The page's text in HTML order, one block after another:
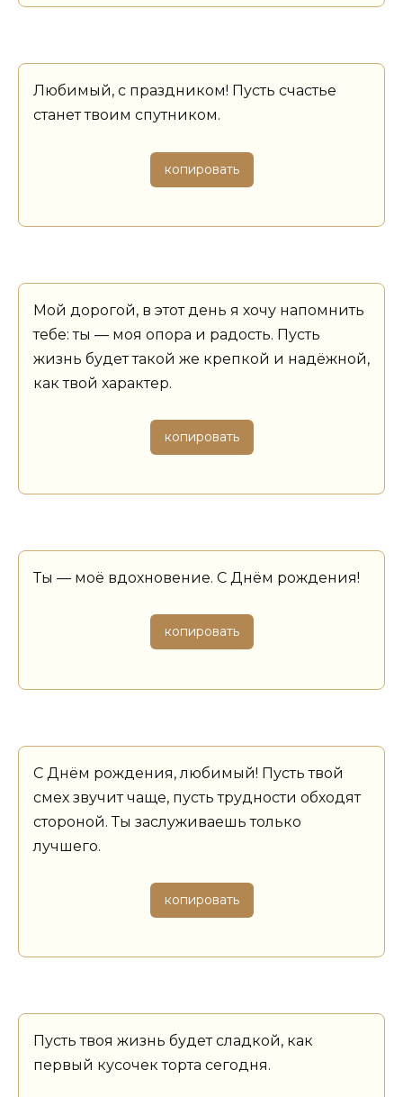
Любимый, с праздником! Пусть счастье
станет твоим спутником.
копировать
Мой дорогой, в этот день я хочу напомнить
тебе: ты — моя опора и радость. Пусть
жизнь будет такой же крепкой и надёжной,
как твой характер.
копировать
Ты — моё вдохновение. С Днём рождения!
копировать
С Днём рождения, любимый! Пусть твой
смех звучит чаще, пусть трудности обходят
стороной. Ты заслуживаешь только
лучшего.
копировать
Пусть твоя жизнь будет сладкой, как
первый кусочек торта сегодня.